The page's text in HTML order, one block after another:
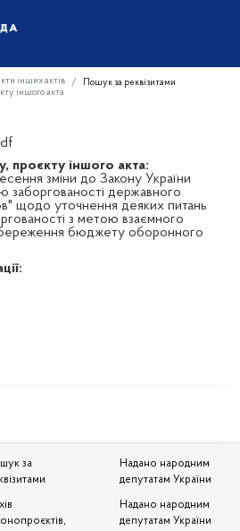
інших актів
Пошук за реквізитами
іншого акта
проєкту іншого акта:
зміни до Закону України
заборгованості державного
щодо уточнення деяких питань
з метою взаємного
бюджету оборонного
за
Надано народним
депутатам України
Надано народним
депутатам України